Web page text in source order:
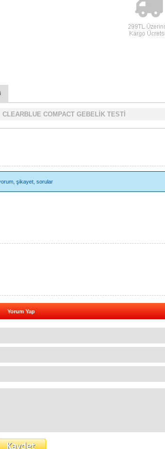
CLEARBLUE COMPACT GEBELİK TESTİ
şikayet, sorular
Yorum Yap